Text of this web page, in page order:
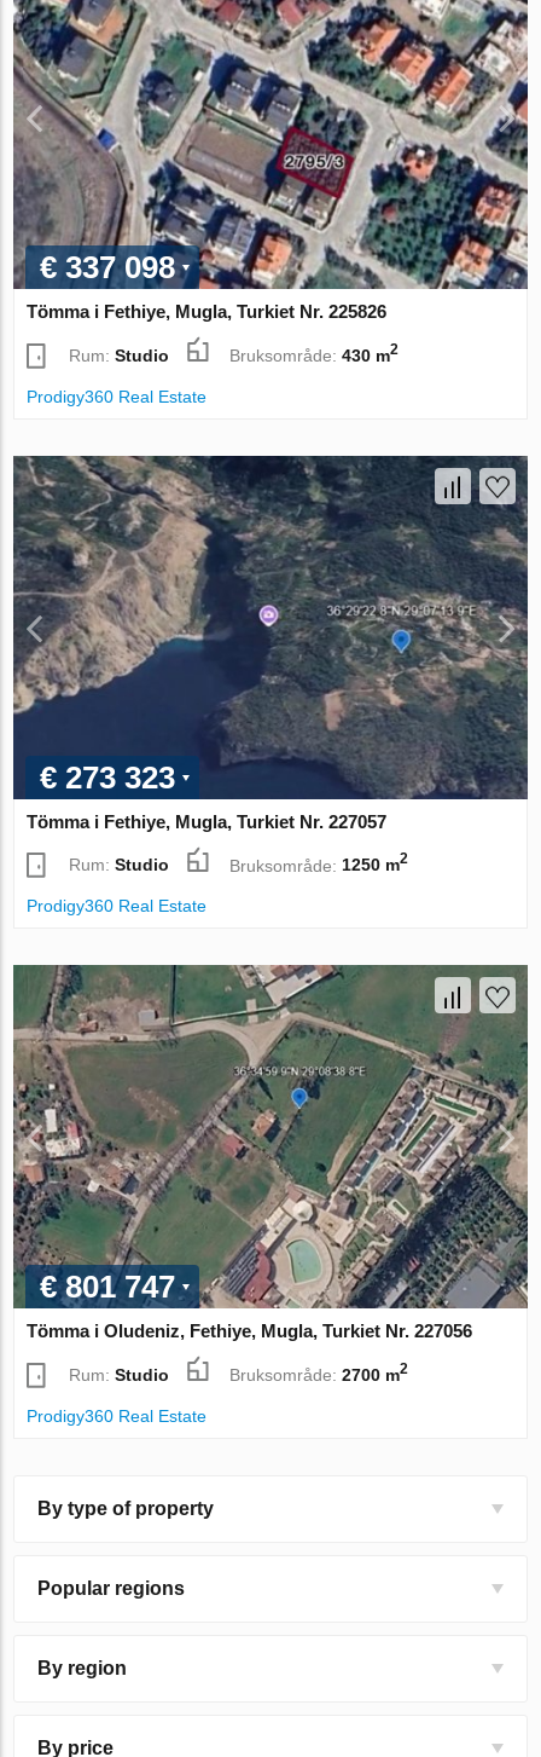
€ 337 098
Tömma i Fethiye, Mugla, Turkiet Nr. 225826
Rum:Studio Bruksområde:430 m2
Prodigy360 Real Estate
€ 273 323
Tömma i Fethiye, Mugla, Turkiet Nr. 227057
Rum:Studio Bruksområde:1250 m2
Prodigy360 Real Estate
€ 801 747
Tömma i Oludeniz, Fethiye, Mugla, Turkiet Nr. 227056
Rum:Studio Bruksområde:2700 m2
Prodigy360 Real Estate
By type of property
Popular regions
By region
By price